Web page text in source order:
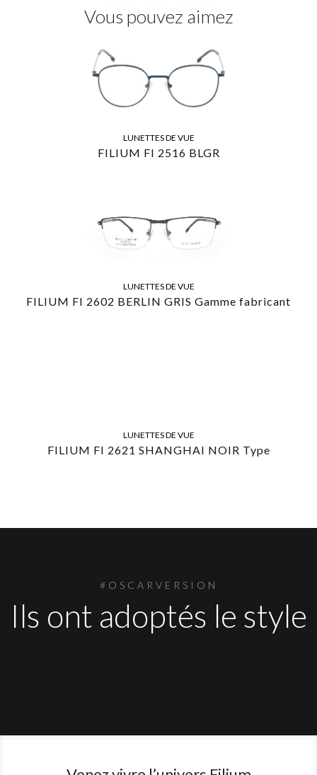
Vous pouvez aimez
LUNETTES DE VUE
FILIUM FI 2516 BLGR
LUNETTES DE VUE
FILIUM FI 2602 BERLIN GRIS Gamme fabricant
LUNETTES DE VUE
FILIUM FI 2621 SHANGHAI NOIR Type
#OSCARVERSION
Ils ont adoptés le style